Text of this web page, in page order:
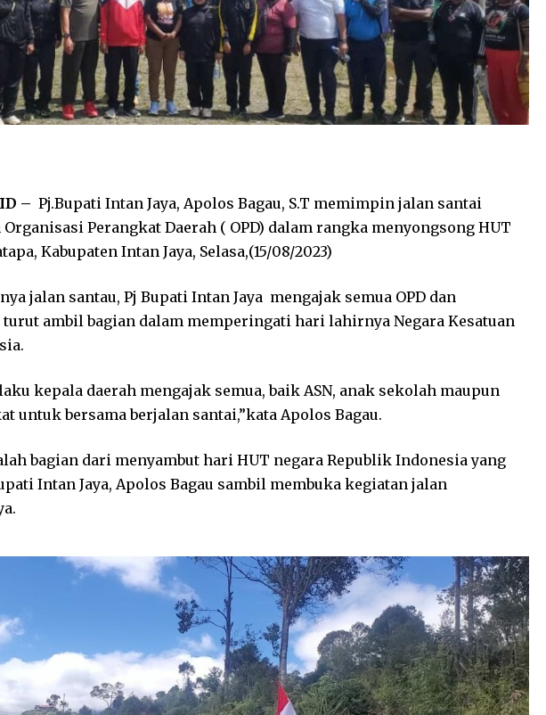
– Pj.Bupati Intan Jaya, Apolos Bagau, S.T memimpin jalan santai
Perangkat Daerah ( OPD) dalam rangka menyongsong HUT
Kabupaten Intan Jaya, Selasa,(15/08/2023)
jalan santau, Pj Bupati Intan Jaya mengajak semua OPD dan
turut ambil bagian dalam memperingati hari lahirnya Negara Kesatuan
kepala daerah mengajak semua, baik ASN, anak sekolah maupun
untuk bersama berjalan santai,”kata Apolos Bagau.
bagian dari menyambut hari HUT negara Republik Indonesia yang
Intan Jaya, Apolos Bagau sambil membuka kegiatan jalan